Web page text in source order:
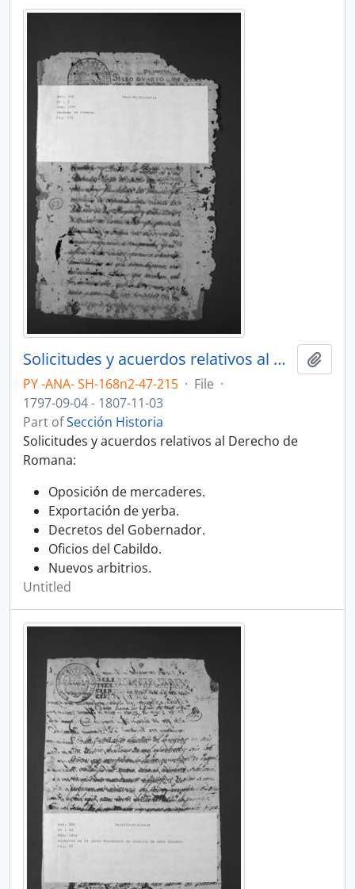
Solicitudes y acuerdos relativos al Derecho de Romana.
PY -ANA- SH-168n2-47-215 · File ·
1797-09-04 - 1807-11-03
Part ofSección Historia
Solicitudes y acuerdos relativos al Derecho de
Romana:
Oposición de mercaderes.
Exportación de yerba.
Decretos del Gobernador.
Oficios del Cabildo.
Nuevos arbitrios.
Untitled